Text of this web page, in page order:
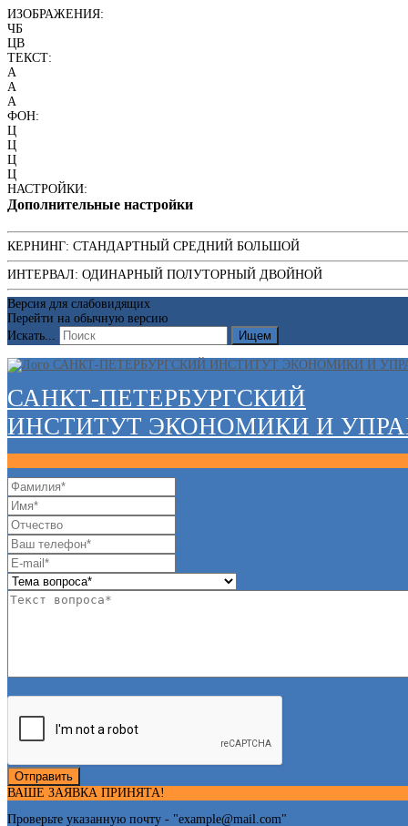
ИЗОБРАЖЕНИЯ:
ЧБ
ЦВ
ТЕКСТ:
A
A
A
ФОН:
Ц
Ц
Ц
Ц
НАСТРОЙКИ:
Дополнительные настройки
КЕРНИНГ: СТАНДАРТНЫЙ СРЕДНИЙ БОЛЬШОЙ
ИНТЕРВАЛ: ОДИНАРНЫЙ ПОЛУТОРНЫЙ ДВОЙНОЙ
Версия для слабовидящих
Перейти на обычную версию
Искать...
Ищем
САНКТ-ПЕТЕРБУРГСКИЙ
ИНСТИТУТ ЭКОНОМИКИ И
Отправить
ВАШЕ ЗАЯВКА ПРИНЯТА!
Проверьте указанную почту - "example@mail.com"